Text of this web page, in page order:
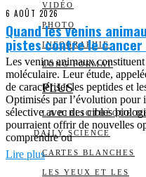
VIDÉO
PHOTO
INFOGRAPHIE
LONG FORMAT
PLUS
LA BIBLIOTHÈQUE
DAILY SCIENCE
CARTES BLANCHES
LES YEUX ET LES
6 AOÛT 2026
Quand les venins
pistes contre le cancer
Les venins animaux
moléculaire. Leur étude,
de caractériser les peptides et
Optimisés par l’évolution pour
sélective avec des cibles
pourraient offrir de nouvelles
comprendre ou
Lire plus